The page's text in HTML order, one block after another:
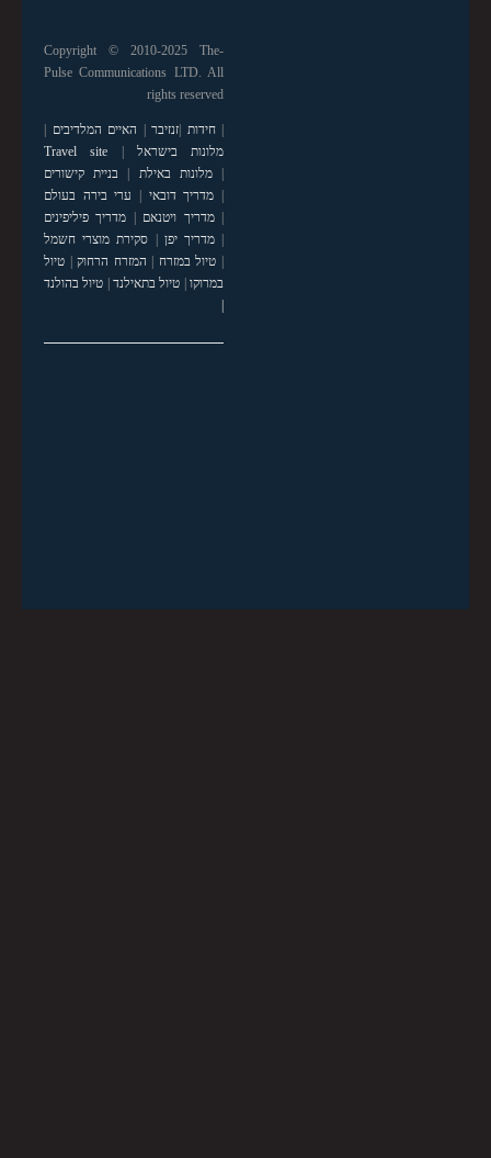
Copyright © 2010-2025 The-
Pulse Communications LTD. All
rights reserved
|חידות |זנזיבר | האיים המלדיבים |
מלונות בישראל |
Travel site
|מלונות באילת | בניית קישורים
| מדריך דובאי | ערי בירה בעולם
|מדריך ויטנאם | מדריך פיליפינים
|מדריך יפן | סקירת מוצרי חשמל
| טיול במזרח | המזרח הרחוק| טיול
במרוקו| טיול בתאילנד| טיול בהולנד
|